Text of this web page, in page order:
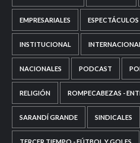
EMPRESARIALES ESPECTÁCULOS
INSTITUCIONAL
NACIONALES PODCAST
RELIGIÓN ROMPECABEZAS -
SARANDÍ GRANDE SINDICALES